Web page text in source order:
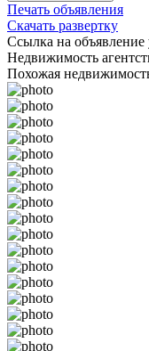
Печать объявления
Скачать развертку
Ссылка на
Недвижимость
Похожая